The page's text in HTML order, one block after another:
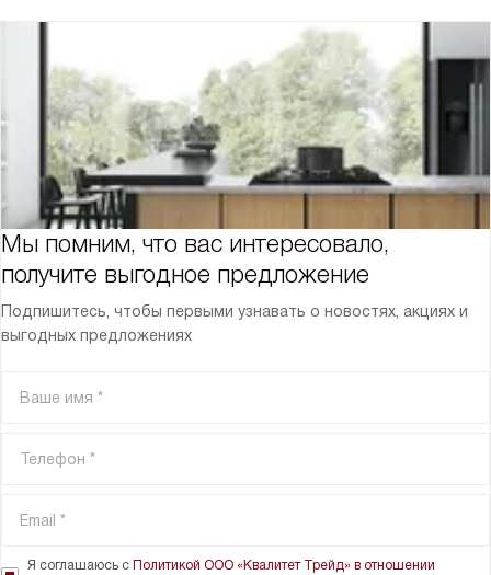
Мы помним, что вас интересовало,
получите выгодное предложение
Подпишитесь, чтобы первыми узнавать о новостях, акциях и
выгодных предложениях
Я соглашаюсь с Политикой ООО «Квалитет Трейд» в отношении